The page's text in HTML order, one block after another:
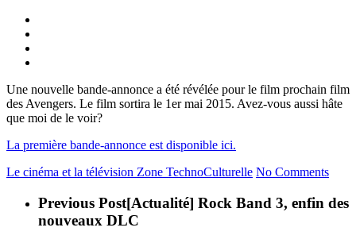
Une nouvelle bande-annonce a été révélée pour le film prochain film
des Avengers. Le film sortira le 1er mai 2015. Avez-vous aussi hâte
que moi de le voir?
La première bande-annonce est disponible ici.
Le cinéma et la télévision Zone TechnoCulturelle No Comments
Previous Post[Actualité] Rock Band 3, enfin des
nouveaux DLC